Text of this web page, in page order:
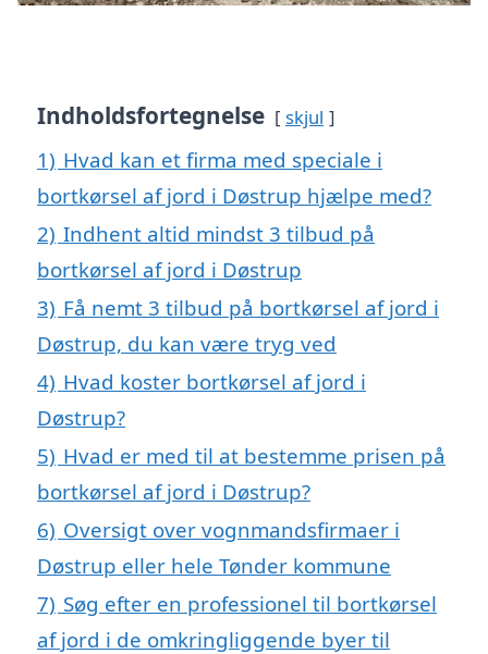
Indholdsfortegnelse skjul
1) Hvad kan et firma med speciale i
bortkørsel af jord i Døstrup hjælpe med?
2) Indhent altid mindst 3 tilbud på
bortkørsel af jord i Døstrup
3) Få nemt 3 tilbud på bortkørsel af jord i
Døstrup, du kan være tryg ved
4) Hvad koster bortkørsel af jord i
Døstrup?
5) Hvad er med til at bestemme prisen på
bortkørsel af jord i Døstrup?
6) Oversigt over vognmandsfirmaer i
Døstrup eller hele Tønder kommune
7) Søg efter en professionel til bortkørsel
af jord i de omkringliggende byer til